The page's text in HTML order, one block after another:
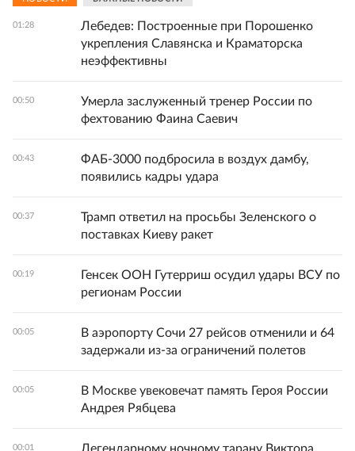
01:28
Лебедев: Построенные при Порошенко
укрепления Славянска и Краматорска
неэффективны
00:50
Умерла заслуженный тренер России по
фехтованию Фаина Саевич
00:43
ФАБ-3000 подбросила в воздух дамбу,
появились кадры удара
00:37
Трамп ответил на просьбы Зеленского о
поставках Киеву ракет
00:19
Генсек ООН Гутерриш осудил удары ВСУ по
регионам России
00:05
В аэропорту Сочи 27 рейсов отменили и 64
задержали из-за ограничений полетов
00:05
В Москве увековечат память Героя России
Андрея Рябцева
00:01